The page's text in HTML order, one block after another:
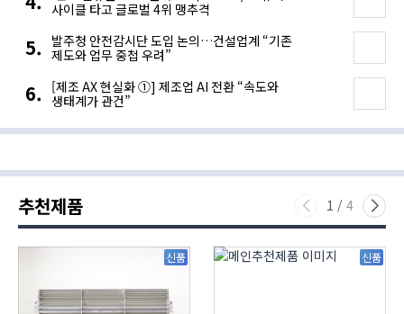
사이클 타고 글로벌 4위 맹추격
발주청 안전감시단 도입 논의…건설업계 “기존
제도와 업무 중첩 우려”
[제조 AX 현실화 ①] 제조업 AI 전환 “속도와
생태계가 관건”
추천제품 1 / 4
신품 신품